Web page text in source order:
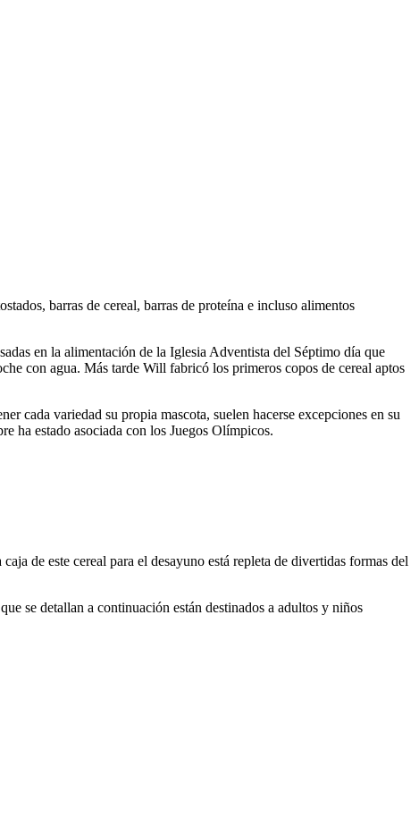
barras de cereal, barras de proteína e incluso alimentos
en la alimentación de la Iglesia Adventista del Séptimo día que
con agua. Más tarde Will fabricó los primeros copos de cereal aptos
cada variedad su propia mascota, suelen hacerse excepciones en su
ha estado asociada con los Juegos Olímpicos.
de este cereal para el desayuno está repleta de divertidas formas del
se detallan a continuación están destinados a adultos y niños